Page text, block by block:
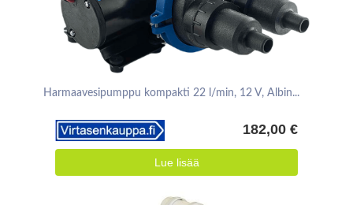
Harmaavesipumppu kompakti 22 l/min, 12 V, Albin...
182,00 €
Lue lisää